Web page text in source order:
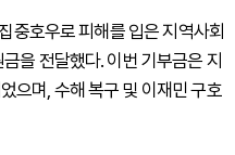
중호우로 피해를 입은 지역사회
을 전달했다. 이번 기부금은 지
으며, 수해 복구 및 이재민 구호